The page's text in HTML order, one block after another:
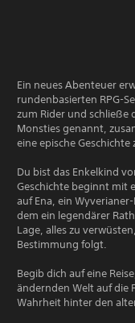
Ein neues Abenteuer
rundenbasierten RPG-
zum Rider und
Monsties genannt,
eine epische Geschichte
Du bist das Enkelkind
Geschichte beginnt mit
auf Ena, ein
dem ein legendärer
Lage, alles zu
Bestimmung folgt.
Begib dich auf eine
ändernden Welt auf die
Wahrheit hinter den